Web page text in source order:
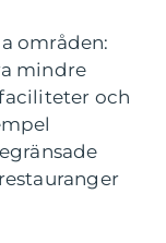
områden:
mindre
och